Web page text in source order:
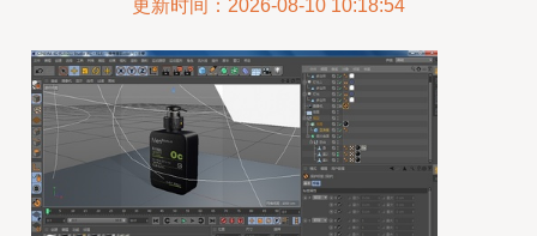
更新时间：2026-08-10 10:18:54